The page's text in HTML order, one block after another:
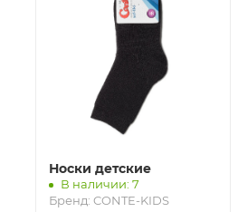
Носки детские
В наличии: 7
Бренд: CONTE-KIDS